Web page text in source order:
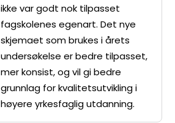
ikke var godt nok tilpasset
fagskolenes egenart. Det nye
skjemaet som brukes i årets
undersøkelse er bedre tilpasset,
mer konsist, og vil gi bedre
grunnlag for kvalitetsutvikling i
høyere yrkesfaglig utdanning.